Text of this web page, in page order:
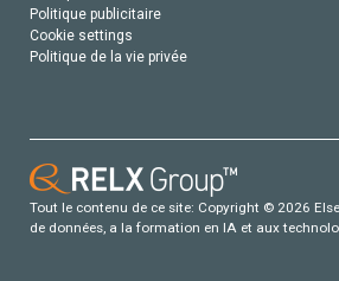
Politique publicitaire
Cookie settings
Politique de la vie privée
Tout le contenu de ce site: Copyright © 2026
de données, a la formation en IA et aux